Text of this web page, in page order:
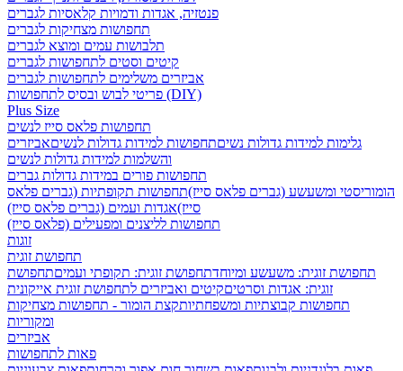
פנטזיה, אגדות ודמויות קלאסיות לגברים
תחפושות מצחיקות לגברים
תלבושות עמים ומוצא לגברים
קיטים וסטים לתחפושות לגברים
אביזרים משלימים לתחפושות לגברים
פריטי לבוש ובסיס לתחפושות (DIY)
Plus Size
תחפושות פלאס סייז לנשים
גלימות למידות גדולות נשיםתחפושות למידות גדולות לנשיםאביזרים
והשלמות למידות גדולות לנשים
תחפושות פורים במידות גדולות גברים
הומוריסטי ומשעשע (גברים פלאס סייז)תחפושות תקופתיות (גברים פלאס
סייז)אגדות ועמים (גברים פלאס סייז)
תחפושות לליצנים ומפעילים (פלאס סייז)
זוגות
תחפושת זוגית
תחפושת זוגית: משעשע ומיוחדתחפושת זוגית: תקופתי ועמיםתחפושת
זוגית: אגדות וסרטיםקיטים ואביזרים לתחפושת זוגית אייקונית
תחפושות קבוצתיות ומשפחתיותקצת הומור - תחפושות מצחיקות
ומקוריות
אביזרים
פאות לתחפושות